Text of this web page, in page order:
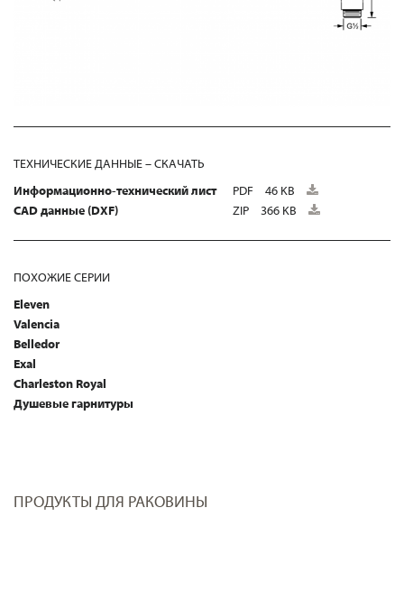
ТЕХНИЧЕСКИЕ ДАННЫЕ – СКАЧАТЬ
Информационно-технический лист
PDF
46 KB
CAD данные (DXF)
ZIP 366 KB
ПОХОЖИЕ СЕРИИ
Eleven
Valencia
Belledor
Exal
Charleston Royal
Душевые гарнитуры
ПРОДУКТЫ ДЛЯ РАКОВИНЫ